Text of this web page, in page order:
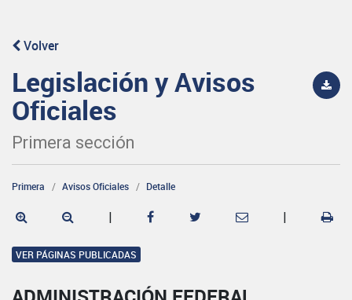
Volver
Legislación y Avisos
Oficiales
Primera sección
Primera Avisos Oficiales Detalle
| |
VER PÁGINAS PUBLICADAS